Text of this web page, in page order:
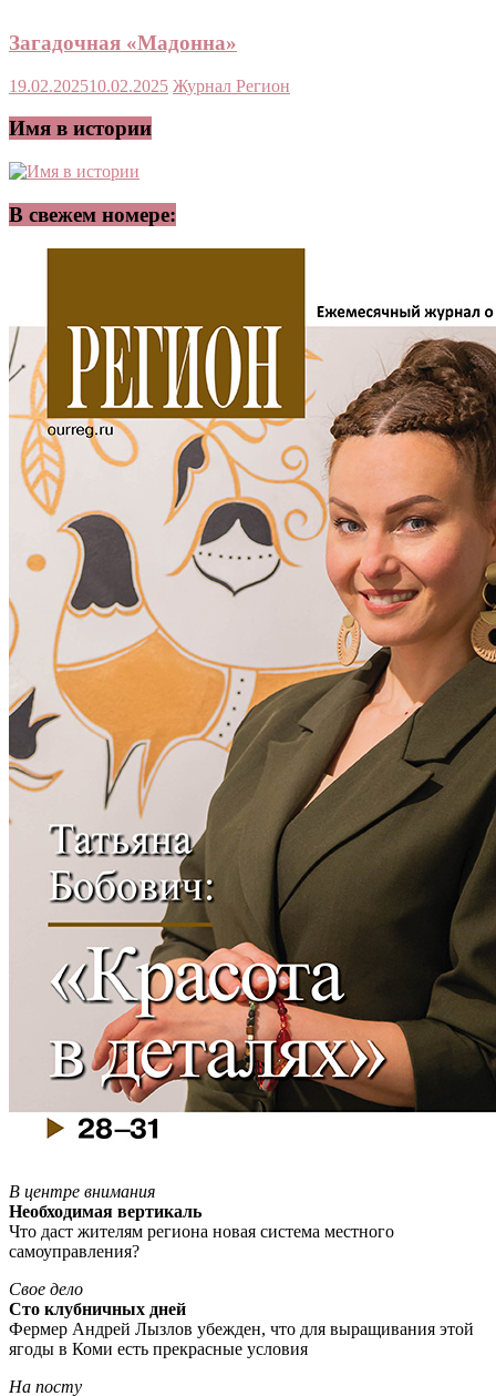
Загадочная «Мадонна»
19.02.202510.02.2025 Журнал Регион
Имя в истории
В свежем номере:
В центре внимания
Необходимая вертикаль
Что даст жителям региона новая система местного
самоуправления?
Свое дело
Сто клубничных дней
Фермер Андрей Лызлов убежден, что для выращивания этой
ягоды в Коми есть прекрасные условия
На посту